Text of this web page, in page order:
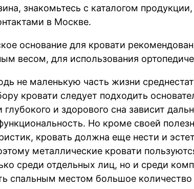
знакомьтесь с каталогом
в Москве.
основание для кровати
весом, для использования
не маленькую часть жизни
кровати следует подходить
и здорового сна зависит
Но кроме своей
кровать должна еще нести и
металлические кровати
среди отдельных лиц, но и среди
спальным местом большое количество